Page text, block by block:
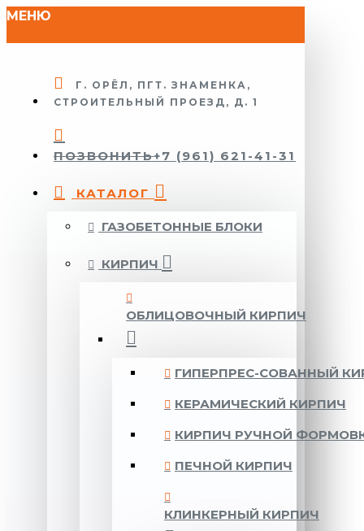
МЕНЮ
Г. ОРЁЛ, ПГТ. ЗНАМЕНКА,
СТРОИТЕЛЬНЫЙ ПРОЕЗД, Д. 1
ПОЗВОНИТЬ+7 (961) 621-41-31
КАТАЛОГ
ГАЗОБЕТОННЫЕ БЛОКИ
КИРПИЧ
ОБЛИЦОВОЧНЫЙ КИРПИЧ
ГИПЕРПРЕС-СОВАННЫЙ
КЕРАМИЧЕСКИЙ КИРПИЧ
КИРПИЧ РУЧНОЙ
ПЕЧНОЙ КИРПИЧ
КЛИНКЕРНЫЙ КИРПИЧ